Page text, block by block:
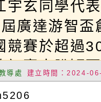
導影像素
)專區」
於6／27
流鼻水、
照護指
專家 林
政府LED
託播影片
政府家庭
課程資
政府LED
宇玄同學代
廣達游智盃
競賽於超過
初賽中脫穎
決賽!感謝沈
導處 建立時間：2024-